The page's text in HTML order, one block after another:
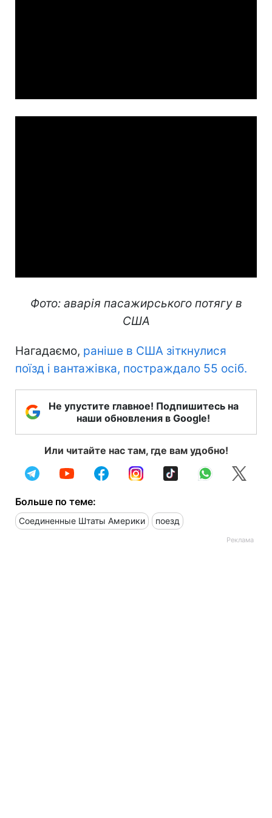
Фото: аварія пасажирського потягу в
США
Нагадаємо, раніше в США зіткнулися
поїзд і вантажівка, постраждало 55 осіб.
Не упустите главное! Подпишитесь на
наши обновления в Google!
Или читайте нас там, где вам удобно!
Больше по теме:
Соединенные Штаты Америки поезд